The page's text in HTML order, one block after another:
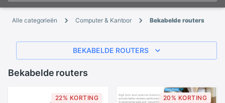
Alle categorieën Computer & Kantoor Bekabelde routers
BEKABELDE ROUTERS
Bekabelde routers
22% KORTING 20% KORTING